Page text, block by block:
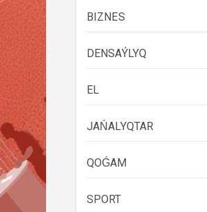
BIZNES
DENSAÝLYQ
EL
JAŃALYQTAR
QOǴAM
SPORT